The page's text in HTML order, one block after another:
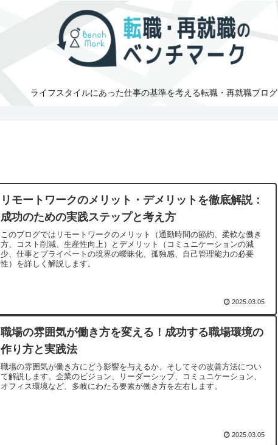
ライフスタイルにあった仕事の基準を考える転職・再就職ブログ
リモートワークのメリット・デメリットを徹底解説：
成功のための実践ステップと考え方
このブログではリモートワークのメリット（通勤時間の節約、柔軟な働き
方、コスト削減、生産性向上）とデメリット（コミュニケーションの減
少、仕事とプライベートの境界の曖昧化、孤独感、自己管理能力の必要
性）を詳しく解説します。
2025.03.05
職場の雰囲気が働き方を変える！成功する職場環境の
作り方と実践法
職場の雰囲気が働き方にどう影響を与えるか、そしてその改善方法につい
て解説します。企業のビジョン、リーダーシップ、コミュニケーション、
オフィス環境など、多岐にわたる要素が働き方を左右します。
2025.03.05